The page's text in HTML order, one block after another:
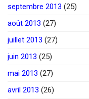
septembre 2013 (25)
août 2013 (27)
juillet 2013 (27)
juin 2013 (25)
mai 2013 (27)
avril 2013 (26)